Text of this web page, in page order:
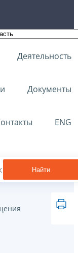
Деятельность
Документы
ENG
Найти